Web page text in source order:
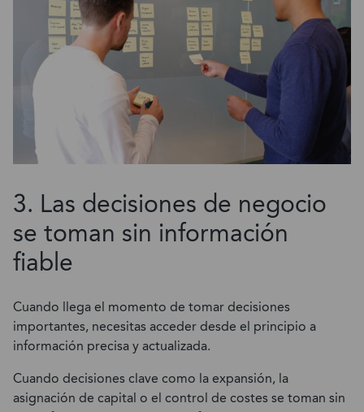
3. Las decisiones de negocio
se toman sin información
fiable
Cuando llega el momento de tomar decisiones
importantes, necesitas acceder desde el principio a
información precisa y actualizada.
Cuando decisiones clave como la expansión, la
asignación de capital o el control de costes se toman sin